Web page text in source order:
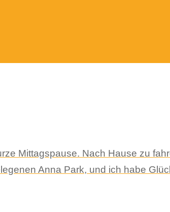
Mittagspause. Nach Hause zu
Anna Park, und ich habe